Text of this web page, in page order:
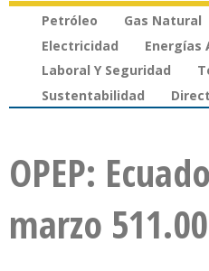
Petróleo Gas Natural
Electricidad
Energías
Laboral Y Seguridad
Sustentabilidad
OPEP:
marzo